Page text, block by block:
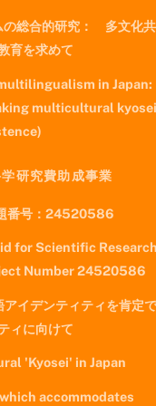
の総合的研究： 多文化共
育を求めて
in Japan:
multicultural kyosei
研究費助成事業
番号：24520586
for Scientific Research
Number 24520586
イデンティティを肯定
ィに向けて
'Kyosei' in Japan
accommodates